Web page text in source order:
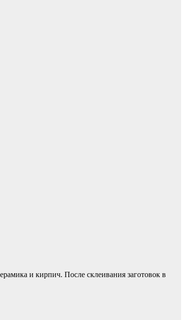
и кирпич. После склеивания заготовок в